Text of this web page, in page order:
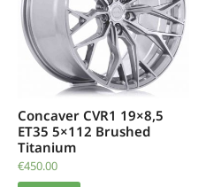
Concaver CVR1 19×8,5
ET35 5×112 Brushed
Titanium
€450.00